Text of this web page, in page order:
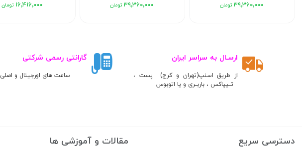
۳۹٬۳۶۰٬۰۰۰ ۳۹٬۳۶۰٬۰۰۰ ۱۶٬۴۱۶٬۰۰۰
ارسـال به سراسر ایران
از طریق اسنپ(تهران و کرج) پست ،
تــیپاکس ، باربــری و یا اتوبوس
گارانتی رسمی شرکتی
ساعت های اورجینال و اصلی
دسترسی سریع مقالات و آموزشی ها